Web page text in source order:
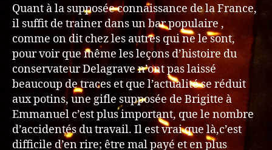
Quant à la supposée connaissance de la France,
il suffit de trainer dans un bar populaire ,
comme on dit chez les autres qui ne le sont,
pour voir que même les leçons d’histoire du
conservateur Delagrave n’ont pas laissé
beaucoup de traces et que l’actualité se réduit
aux potins, une gifle supposée de Brigitte à
Emmanuel c’est plus important, que le nombre
d’accidentés du travail. Il est vrai que là,c’est
difficile d’en rire; être mal payé et en plus